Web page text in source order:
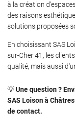
à la création
des raisons
solutions proposées
En choisissant SAS
sur-Cher 41, les
qualité, mais aussi
💡Une question ?
SAS Loison à
de contact.